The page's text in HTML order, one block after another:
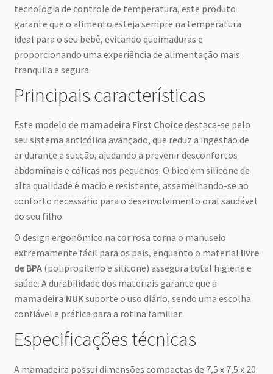
tecnologia de controle de temperatura, este produto
garante que o alimento esteja sempre na temperatura
ideal para o seu bebê, evitando queimaduras e
proporcionando uma experiência de alimentação mais
tranquila e segura.
Principais características
Este modelo de mamadeira First Choicedestaca-se pelo
seu sistema anticólica avançado, que reduz a ingestão de
ar durante a sucção, ajudando a prevenir desconfortos
abdominais e cólicas nos pequenos. O bico em silicone de
alta qualidade é macio e resistente, assemelhando-se ao
conforto necessário para o desenvolvimento oral saudável
do seu filho.
O design ergonômico na cor rosa torna o manuseio
extremamente fácil para os pais, enquanto o material livre
de BPA(polipropileno e silicone) assegura total higiene e
saúde. A durabilidade dos materiais garante que a
mamadeira NUKsuporte o uso diário, sendo uma escolha
confiável e prática para a rotina familiar.
Especificações técnicas
A mamadeira possui dimensões compactas de 7,5 x 7,5 x 20